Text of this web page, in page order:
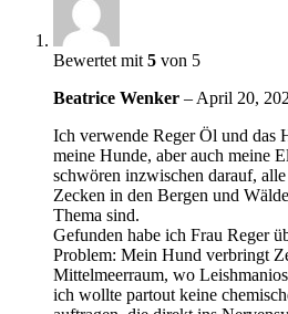
Bewertet mit 5 von 5
Beatrice Wenker – April 20,
Ich verwende Reger Öl und das
meine Hunde, aber auch meine
schwören inzwischen darauf,
Zecken in den Bergen und
Thema sind.
Gefunden habe ich Frau Reger
Problem: Mein Hund verbringt
Mittelmeerraum, wo
ich wollte partout keine